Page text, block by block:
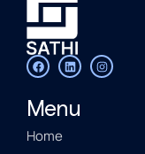
Menu
Home